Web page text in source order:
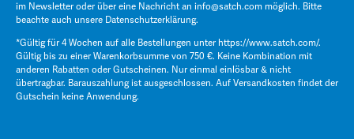
im Newsletter oder über eine Nachricht an info@satch.com möglich. Bitte
beachte auch unsere Datenschutzerklärung.
*Gültig für 4 Wochen auf alle Bestellungen unter https://www.satch.com/.
Gültig bis zu einer Warenkorbsumme von 750 €. Keine Kombination mit
anderen Rabatten oder Gutscheinen. Nur einmal einlösbar & nicht
übertragbar. Barauszahlung ist ausgeschlossen. Auf Versandkosten findet der
Gutschein keine Anwendung.